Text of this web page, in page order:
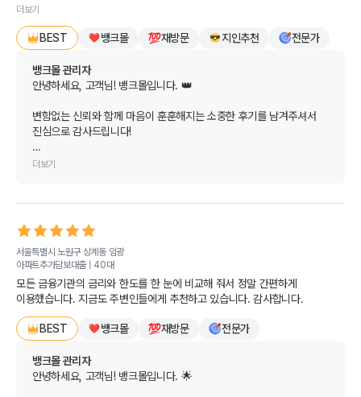
일과 행복만 가득하시길 진심으로 응원합니다. 감사합니다!
일반적으로 대출 받으려면 발품을 팔아야 되는데
전문가 입장에서 모든것이 해결이 되어 큰 도움이 되어
너무너무 좋으네요
다음에 또 찾아뵙겠습니다.
더보기
BEST 뱅크몰 재방문 지인추천 전문가
뱅크몰 관리자
안녕하세요, 고객님! 뱅크몰입니다. 👑
변함없는 신뢰와 함께 마음이 훈훈해지는 소중한 후기를 남겨주셔서
진심으로 감사드립니다!
대출을 알아보실 때 여러 은행을 직접 발품 팔아 방문해야 하는
"역시 이번에도 실망시키지 않는다"라는 말씀은 저희에게 가장 큰
칭찬이자 힘이 됩니다. 🕊️
앞으로도 금융이 필요하신 매 순간마다 가장 쉽고 든든한 최고의
전문가로서 늘 이 자리를 지키고 있겠습니다. 다음에 찾아주실 때도
변함없이 최고의 만족을 전해드리겠습니다.
오늘 하루도 걱정 없이 기분 좋고 행복한 일들만 가득하시길 진심으로
응원합니다. 감사합니다!
더보기
서울특별시 노원구 상계동 임광
아파트추가담보대출 | 40대
모든 금융기관의 금리와 한도를 한 눈에 비교해 줘서 정말 간편하게
이용했습니다. 지금도 주변인들에게 추천하고 있습니다. 감사합니다.
BEST 뱅크몰 재방문 전문가
뱅크몰 관리자
안녕하세요, 고객님! 뱅크몰입니다. 🌟